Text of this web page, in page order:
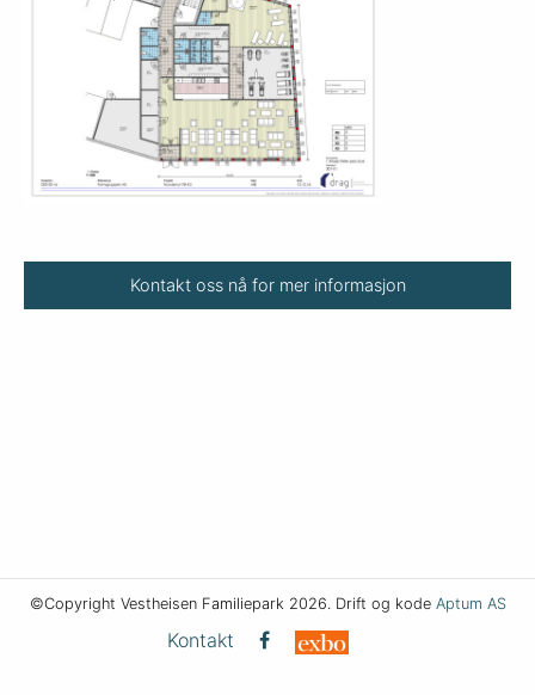
Kontakt oss nå for mer informasjon
©Copyright Vestheisen Familiepark 2026. Drift og kode Aptum AS
Kontakt